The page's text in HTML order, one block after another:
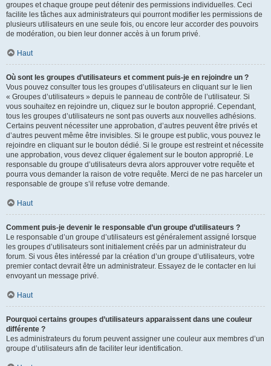
groupes et chaque groupe peut détenir des permissions individuelles. Ceci
facilite les tâches aux administrateurs qui pourront modifier les permissions de
plusieurs utilisateurs en une seule fois, ou encore leur accorder des pouvoirs
de modération, ou bien leur donner accès à un forum privé.
Haut
Où sont les groupes d’utilisateurs et comment puis-je en rejoindre un ?
Vous pouvez consulter tous les groupes d’utilisateurs en cliquant sur le lien
« Groupes d’utilisateurs » depuis le panneau de contrôle de l’utilisateur. Si
vous souhaitez en rejoindre un, cliquez sur le bouton approprié. Cependant,
tous les groupes d’utilisateurs ne sont pas ouverts aux nouvelles adhésions.
Certains peuvent nécessiter une approbation, d’autres peuvent être privés et
d’autres peuvent même être invisibles. Si le groupe est public, vous pouvez le
rejoindre en cliquant sur le bouton dédié. Si le groupe est restreint et nécessite
une approbation, vous devez cliquer également sur le bouton approprié. Le
responsable du groupe d’utilisateurs devra alors approuver votre requête et
pourra vous demander la raison de votre requête. Merci de ne pas harceler un
responsable de groupe s’il refuse votre demande.
Haut
Comment puis-je devenir le responsable d’un groupe d’utilisateurs ?
Le responsable d’un groupe d’utilisateurs est généralement assigné lorsque
les groupes d’utilisateurs sont initialement créés par un administrateur du
forum. Si vous êtes intéressé par la création d’un groupe d’utilisateurs, votre
premier contact devrait être un administrateur. Essayez de le contacter en lui
envoyant un message privé.
Haut
Pourquoi certains groupes d’utilisateurs apparaissent dans une couleur
différente ?
Les administrateurs du forum peuvent assigner une couleur aux membres d’un
groupe d’utilisateurs afin de faciliter leur identification.